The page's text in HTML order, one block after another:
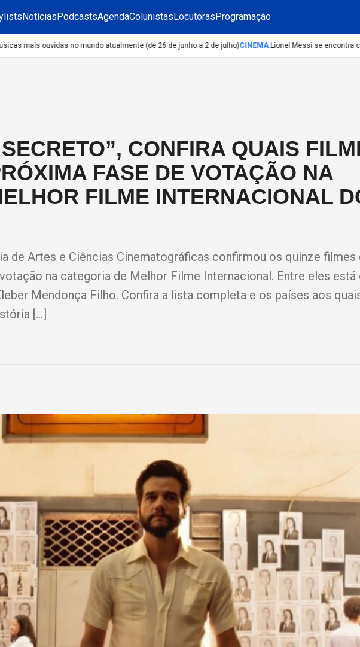
NotíciasPodcastsAgendaColunistasLocutorasProgramação
mais ouvidas no mundo atualmente (de 26 de junho a 2 de julho) CINEMA:Lionel Messi se encontra
CONFIRA QUAIS
FASE DE VOTAÇÃO NA
FILME INTERNACIONAL
de Artes e Ciências Cinematográficas confirmou os quinze filmes
na categoria de Melhor Filme Internacional. Entre eles está
Mendonça Filho. Confira a lista completa e os países aos
[…]